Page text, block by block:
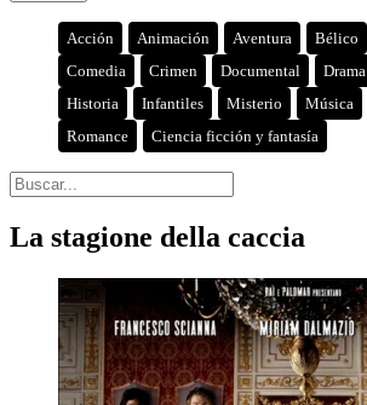
Acción Animación Aventura Bélico
Comedia
Crimen Documental Drama
Historia
Infantiles Misterio Música
Romance
Ciencia ficción y fantasía
La stagione della caccia